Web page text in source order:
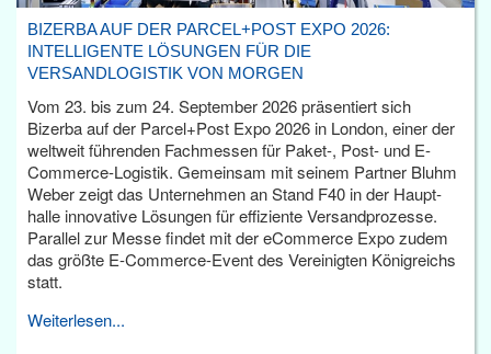
BIZERBA AUF DER PARCEL+POST EXPO 2026:
INTELLIGENTE LÖSUNGEN FÜR DIE
VERSANDLOGISTIK VON MORGEN
Vom 23. bis zum 24. September 2026 präsentiert sich
Bizerba auf der Parcel+Post Expo 2026 in London, einer der
weltweit führenden Fachmessen für Paket-, Post- und E-
Commerce-Logistik. Gemeinsam mit seinem Partner Bluhm
Weber zeigt das Unternehmen an Stand F40 in der Haupt­
halle innovative Lösungen für effiziente Versandprozesse.
Parallel zur Messe findet mit der eCommerce Expo zudem
das größte E-Commerce-Event des Vereinigten Königreichs
statt.
Weiterlesen...